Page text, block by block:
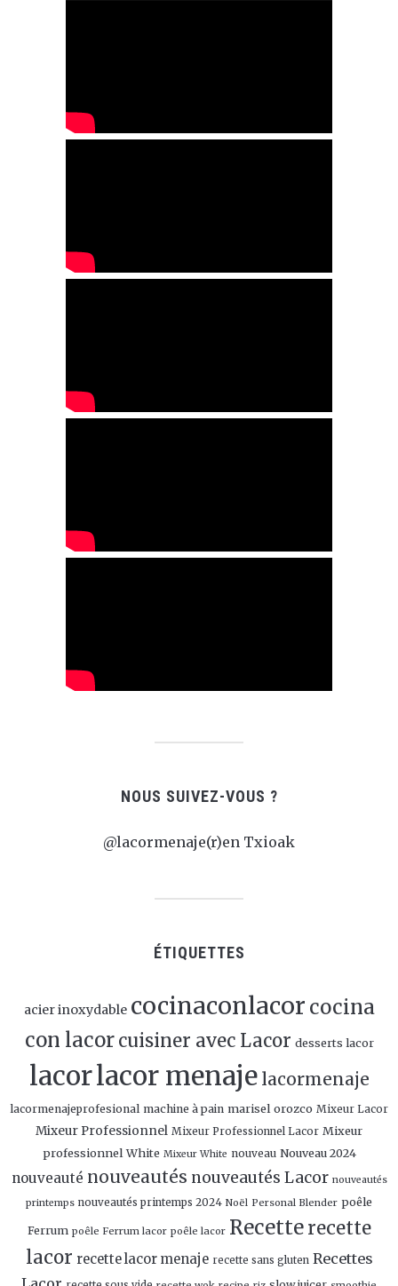
NOUS SUIVEZ-VOUS ?
@lacormenaje(r)en Txioak
ÉTIQUETTES
acier inoxydable cocinaconlacor cocina
con lacor cuisiner avec Lacor desserts lacor
lacorlacor menaje lacormenaje
lacormenajeprofesional machine à pain marisel orozco Mixeur Lacor
Mixeur Professionnel Mixeur Professionnel Lacor Mixeur
professionnel White Mixeur White nouveau Nouveau 2024
nouveauté nouveautés nouveautés Lacor nouveautés
printemps nouveautés printemps 2024 Noël Personal Blender poêle
Ferrum poêle Ferrum lacor poêle lacor Recette recette
lacor recette lacor menaje recette sans gluten Recettes